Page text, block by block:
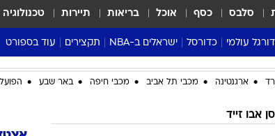
סלבס כסף אוכל בריאות תיירות טכנולוגיה
עולמי
אנגלית
איטלקית
כדורסל
ליגת העל
ישראלים ב-NBA
דני אבדיה
תקצירים עוד בספורט
מונדיאל 2026
NBA
פודקאסטים
ארגנטינה מכבי תל אביב מכבי חיפה באר שבע
אבו זייד